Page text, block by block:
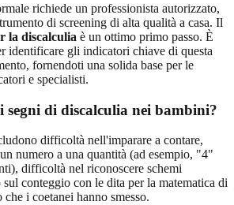
richiede un professionista autorizzato,
di screening di alta qualità a casa. Il
la discalculia è un ottimo primo passo. È
identificare gli indicatori chiave di questa
fornendoti una solida base per le
e specialisti.
di discalculia nei bambini?
difficoltà nell'imparare a contare,
numero a una quantità (ad esempio, "4"
difficoltà nel riconoscere schemi
conteggio con le dita per la matematica di
i coetanei hanno smesso.